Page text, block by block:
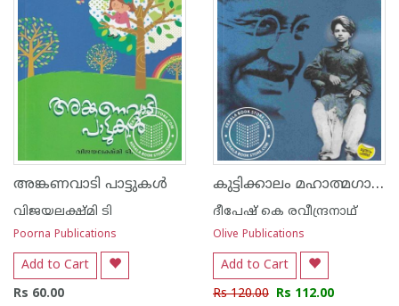
അങ്കണവാടി പാട്ടുകള്‍
വിജയലക്ഷ്മി ടി
Poorna Publications
Add to Cart
Rs 60.00
കുട്ടിക്കാലം മഹാത്മഗാന്ധി
ദീപേഷ് കെ രവീന്ദ്രനാഥ്
Olive Publications
Add to Cart
Rs 120.00 Rs 112.00